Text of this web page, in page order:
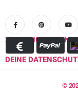
ZAHLUNGSARTEN
DEINE
©